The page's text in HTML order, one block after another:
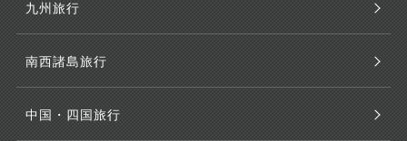
九州旅行
南西諸島旅行
中国・四国旅行